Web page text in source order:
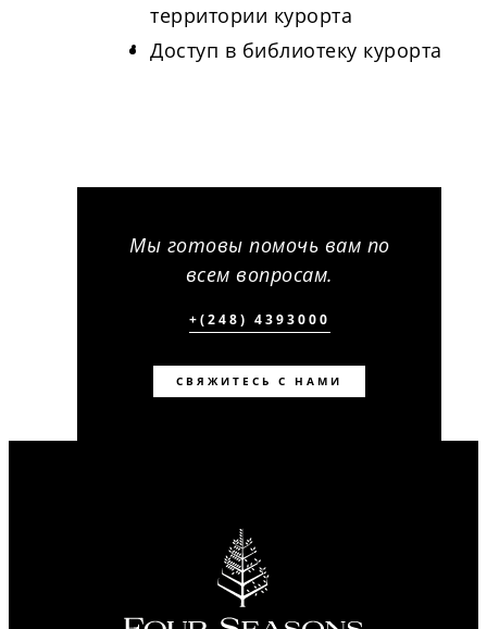
территории курорта
Доступ в библиотеку курорта
Мы готовы помочь вам по
всем вопросам.
+(248) 4393000
СВЯЖИТЕСЬ С НАМИ